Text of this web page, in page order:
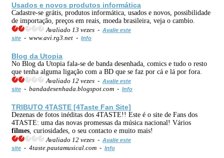
Usados e novos produtos informática
Cadastre-se grátis, produtos informática, usados e novos, possibilidade
de importação, preços em reais, moeda brasileira, veja o cambio.
Avaliado 13 vezes - Avalie este
site - www.avi.rg3.net - Info
Blog da Utopia
No Blog da Utopia fala-se de banda desenhada, comics e tudo o resto
que tenha alguma ligação com a BD que se faz por cá e lá por fora.
Avaliado 12 vezes - Avalie este
site - bandadesenhada.blogspot.com - Info
TRIBUTO 4TASTE [4Taste Fan Site]
Dezenas de fotos inéditas dos 4TASTE!! Este é o site de Fans dos
4TASTE: uma das novas promessas da música nacional! Vários
filmes , curiosidades, o seu contacto e muito mais!
Avaliado 12 vezes - Avalie este
site - 4taste.pautamusical.com - Info